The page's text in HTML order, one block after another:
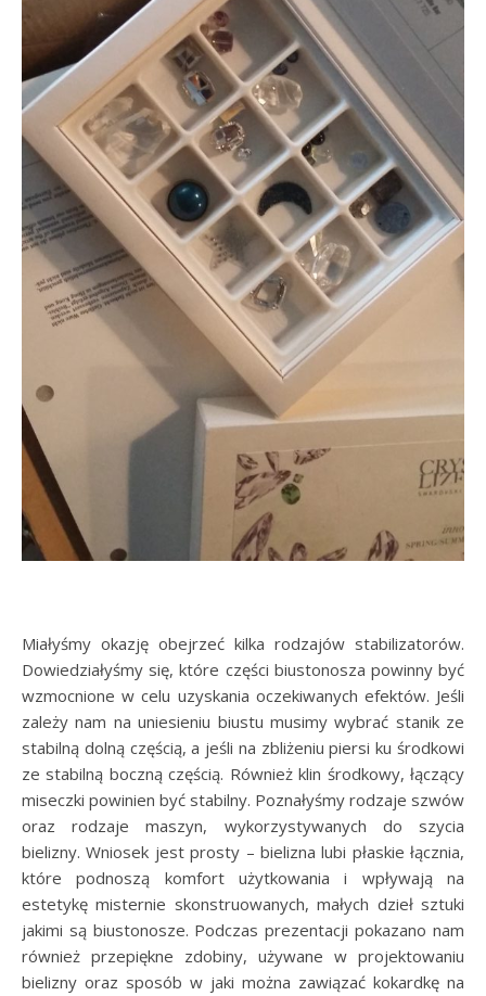
Miałyśmy okazję obejrzeć kilka rodzajów stabilizatorów.
Dowiedziałyśmy się, które części biustonosza powinny być
wzmocnione w celu uzyskania oczekiwanych efektów. Jeśli
zależy nam na uniesieniu biustu musimy wybrać stanik ze
stabilną dolną częścią, a jeśli na zbliżeniu piersi ku środkowi
ze stabilną boczną częścią. Również klin środkowy, łączący
miseczki powinien być stabilny. Poznałyśmy rodzaje szwów
oraz rodzaje maszyn, wykorzystywanych do szycia
bielizny. Wniosek jest prosty – bielizna lubi płaskie łącznia,
które podnoszą komfort użytkowania i wpływają na
estetykę misternie skonstruowanych, małych dzieł sztuki
jakimi są biustonosze. Podczas prezentacji pokazano nam
również przepiękne zdobiny, używane w projektowaniu
bielizny oraz sposób w jaki można zawiązać kokardkę na